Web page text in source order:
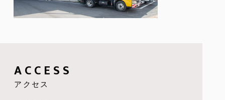
ACCESS
アクセス